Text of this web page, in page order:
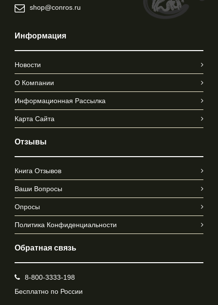
shop@conros.ru
Информация
Новости
О Компании
Информационная Рассылка
Карта Сайта
Отзывы
Книга Отзывов
Ваши Вопросы
Опросы
Политика Конфиденциальности
Обратная связь
8-800-3333-198
Бесплатно по России